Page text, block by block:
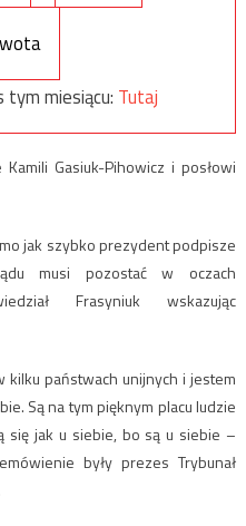
tym miesiącu: Tutaj
Gasiuk-Pihowicz i posłowi
jak szybko prezydent podpisze
musi pozostać w oczach
Frasyniuk wskazując
kilku państwach unijnych i jestem
Są na tym pięknym placu ludzie
się jak u siebie, bo są u siebie –
były prezes Trybunał